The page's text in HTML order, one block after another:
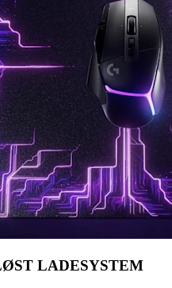
LADESYSTEM